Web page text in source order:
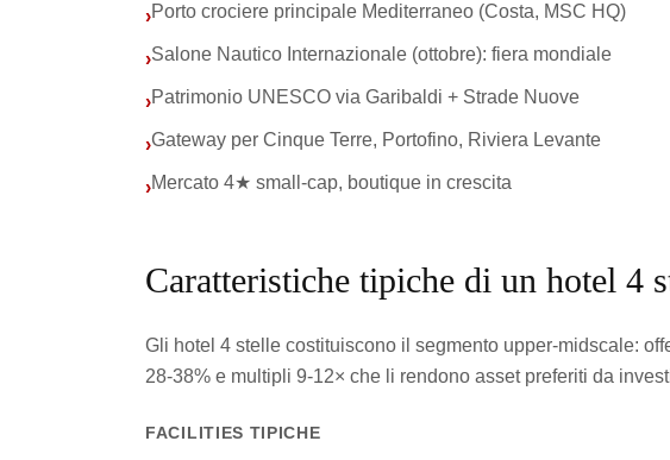
›Porto crociere principale Mediterraneo (Costa, MSC HQ)
›Salone Nautico Internazionale (ottobre): fiera mondiale
›Patrimonio UNESCO via Garibaldi + Strade Nuove
›Gateway per Cinque Terre, Portofino, Riviera Levante
›Mercato 4★ small-cap, boutique in crescita
Caratteristiche tipiche di un hotel 4
Gli hotel 4 stelle costituiscono il segmento upper-midscale:
28-38% e multipli 9-12× che li rendono asset preferiti da
FACILITIES TIPICHE